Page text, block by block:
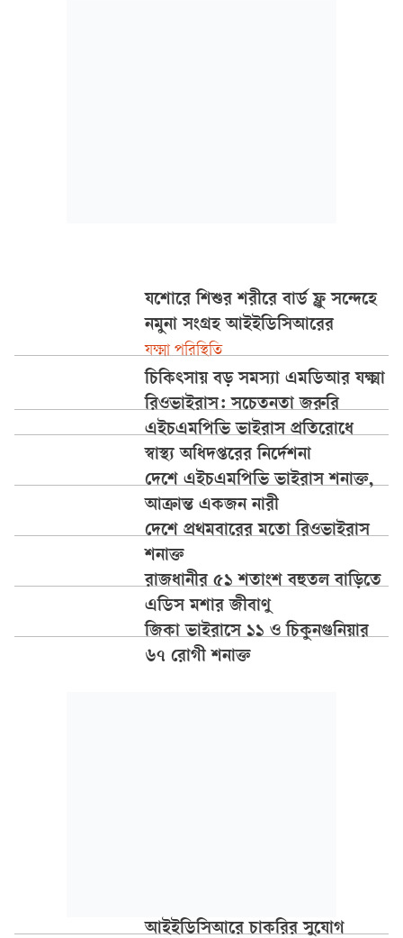
যশোরে শিশুর শরীরে বার্ড ফ্লু সন্দেহে
নমুনা সংগ্রহ আইইডিসিআরের
যক্ষ্মা পরিস্থিতি
চিকিৎসায় বড় সমস্যা এমডিআর যক্ষ্মা
রিওভাইরাস: সচেতনতা জরুরি
এইচএমপিভি ভাইরাস প্রতিরোধে
স্বাস্থ্য অধিদপ্তরের নির্দেশনা
দেশে এইচএমপিভি ভাইরাস শনাক্ত,
আক্রান্ত একজন নারী
দেশে প্রথমবারের মতো রিওভাইরাস
শনাক্ত
রাজধানীর ৫১ শতাংশ বহুতল বাড়িতে
এডিস মশার জীবাণু
জিকা ভাইরাসে ১১ ও চিকুনগুনিয়ার
৬৭ রোগী শনাক্ত
আইইডিসিআরে চাকরির সুযোগ